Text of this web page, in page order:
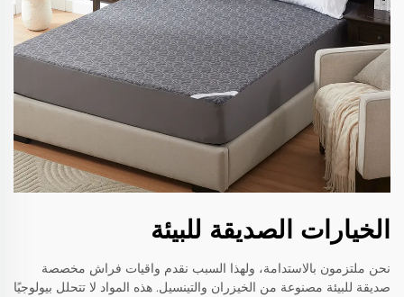
الخيارات الصديقة للبيئة
نحن ملتزمون بالاستدامة، ولهذا السبب نقدم واقيات فراش مخصصة
صديقة للبيئة مصنوعة من الخيزران والتينسيل. هذه المواد لا تتحلل بيولوجيًا